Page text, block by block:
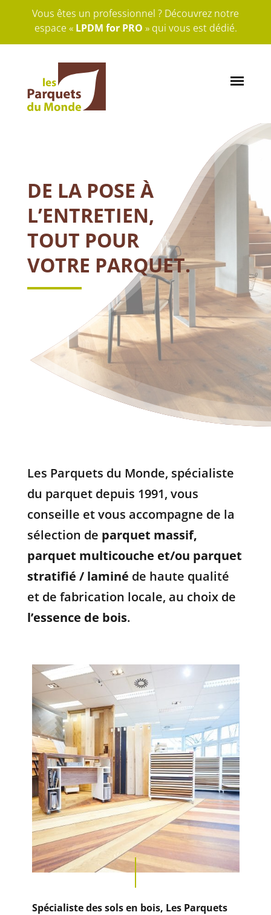
Vous êtes un professionnel ? Découvrez notre
espace « LPDM for PRO » qui vous est dédié.
DE LA POSE À
L’ENTRETIEN,
TOUT POUR
VOTRE PARQUET.
Les Parquets du Monde, spécialiste
du parquet depuis 1991, vous
conseille et vous accompagne de la
sélection de parquet massif,
parquet multicouche et/ou parquet
stratifié / laminé de haute qualité
et de fabrication locale, au choix de
l’essence de bois.
Spécialiste des sols en bois, Les Parquets